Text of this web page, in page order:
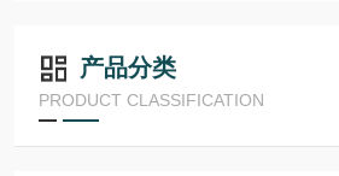
产品分类
PRODUCT CLASSIFICATION